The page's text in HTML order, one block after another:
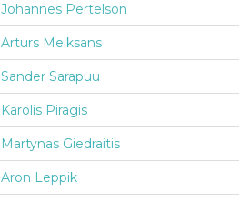
Johannes Pertelson
Arturs Meiksans
Sander Sarapuu
Karolis Piragis
Martynas Giedraitis
Aron Leppik